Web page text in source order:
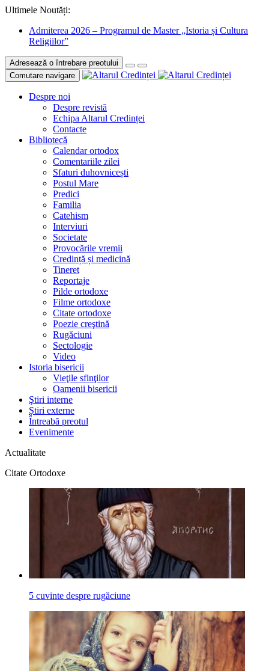
Ultimele Noutăți:
Admiterea 2026 – Programul de Master „Istoria și Cultura
Religiilor”
Adresează o întrebare preotului
Comutare navigare
Despre noi
Despre revistă
Echipa Altarul Credinței
Contacte
Bibliotecă
Calendar ortodox
Comentariile zilei
Sfaturi duhovnicești
Postul Mare
Predici
Familia
Catehism
Interviuri
Societate
Provocările vremii
Credință și medicină
Tineret
Reportaje
Pilde ortodoxe
Filme ortodoxe
Citate ortodoxe
Poezie creştină
Rugăciuni
Sectologie
Video
Istoria bisericii
Vieţile sfinţilor
Oamenii bisericii
Ştiri interne
Știri externe
Întreabă preotul
Evenimente
Actualitate
Citate Ortodoxe
5 cuvinte despre rugăciune